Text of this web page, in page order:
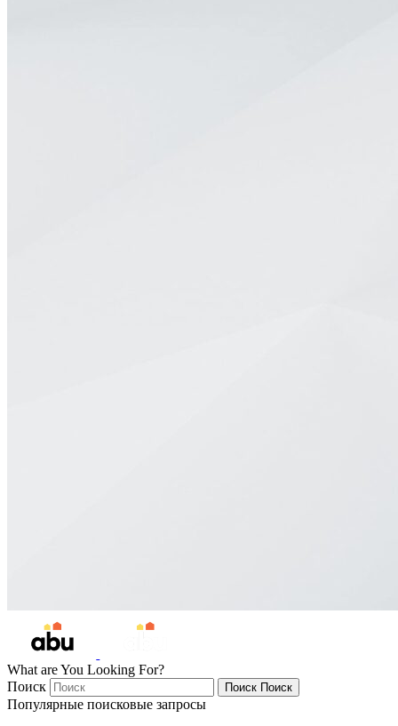
What are You Looking For?
Поиск
Поиск Поиск
Популярные поисковые запросы